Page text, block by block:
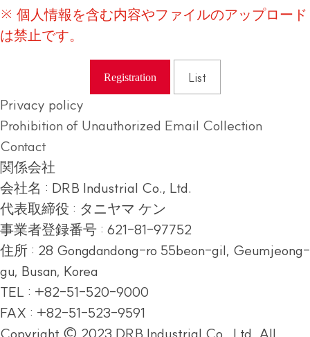
※ 個人情報を含む内容やファイルのアップロード
は禁止です。
Registration List
Privacy policy
Prohibition of Unauthorized Email Collection
Contact
関係会社
会社名 : DRB Industrial Co., Ltd.
代表取締役 : タニヤマ ケン
事業者登録番号 : 621-81-97752
住所 : 28 Gongdandong-ro 55beon-gil, Geumjeong-
gu, Busan, Korea
TEL : +82-51-520-9000
FAX : +82-51-523-9591
Copyright © 2023 DRB Industrial Co., Ltd. All